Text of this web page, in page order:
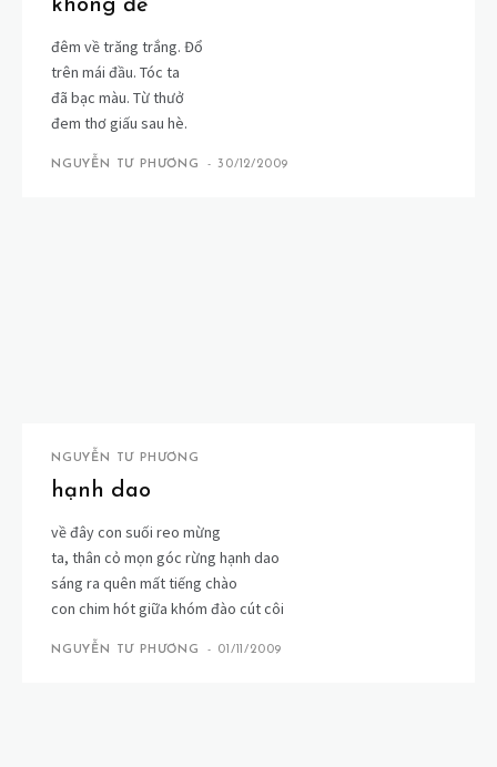
không đề
đêm về trăng trắng. Đổ
trên mái đầu. Tóc ta
đã bạc màu. Từ thưở
đem thơ giấu sau hè.
NGUYỄN TƯ PHƯƠNG - 30/12/2009
NGUYỄN TƯ PHƯƠNG
hạnh dao
về đây con suối reo mừng
ta, thân cỏ mọn góc rừng hạnh dao
sáng ra quên mất tiếng chào
con chim hót giữa khóm đào cút côi
NGUYỄN TƯ PHƯƠNG - 01/11/2009